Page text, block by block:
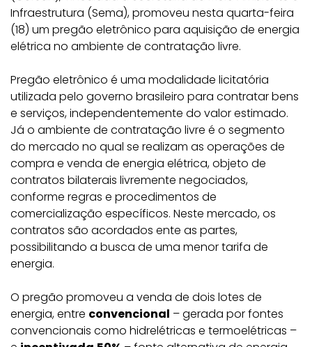
Infraestrutura (Sema), promoveu nesta quarta-feira
(18) um pregão eletrônico para aquisição de energia
elétrica no ambiente de contratação livre.
Pregão eletrônico é uma modalidade licitatória
utilizada pelo governo brasileiro para contratar bens
e serviços, independentemente do valor estimado.
Já o ambiente de contratação livre é o segmento
do mercado no qual se realizam as operações de
compra e venda de energia elétrica, objeto de
contratos bilaterais livremente negociados,
conforme regras e procedimentos de
comercialização específicos. Neste mercado, os
contratos são acordados ente as partes,
possibilitando a busca de uma menor tarifa de
energia.
O pregão promoveu a venda de dois lotes de
energia, entre convencional – gerada por fontes
convencionais como hidrelétricas e termoelétricas –